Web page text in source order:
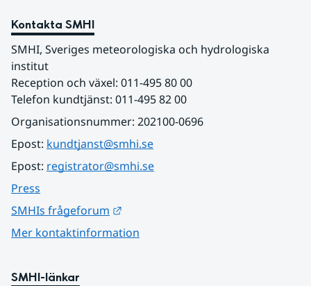
Kontakta SMHI
SMHI, Sveriges meteorologiska och hydrologiska
institut
Reception och växel: 011-495 80 00
Telefon kundtjänst: 011-495 82 00
Organisationsnummer: 202100-0696
Epost: kundtjanst@smhi.se
Epost: registrator@smhi.se
Press
SMHIs frågeforum
Mer kontaktinformation
SMHI-länkar